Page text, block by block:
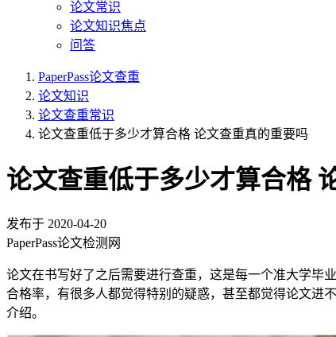
论文常识
论文知识焦点
问答
PaperPass论文查重
论文知识
论文查重常识
论文查重低于多少才算合格 论文查重真的重要吗
论文查重低于多少才算合格
发布于 2020-04-20
PaperPass论文检测网
论文在书写好了之后需要进行查重，这是每一个准大学毕
合格率，有很多人都觉得特别的疑惑，甚至都觉得论文进
介绍。